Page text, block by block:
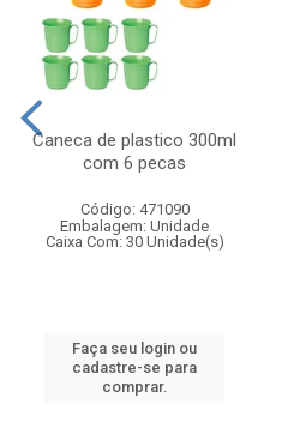
Caneca de plastico 300ml
com 6 pecas
Código: 471090
Embalagem: Unidade
Caixa Com: 30 Unidade(s)
Faça seu login ou
cadastre-se para
comprar.